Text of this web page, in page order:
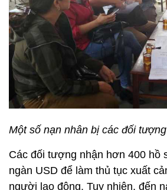
Một số nạn nhân bị các đối
Các đối tượng nhận hơn 400 hồ
ngàn USD để làm thủ tục xuất
người lao động. Tuy nhiên, đến